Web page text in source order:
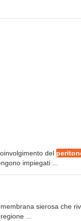
del
impiegati ...
sierosa che
...